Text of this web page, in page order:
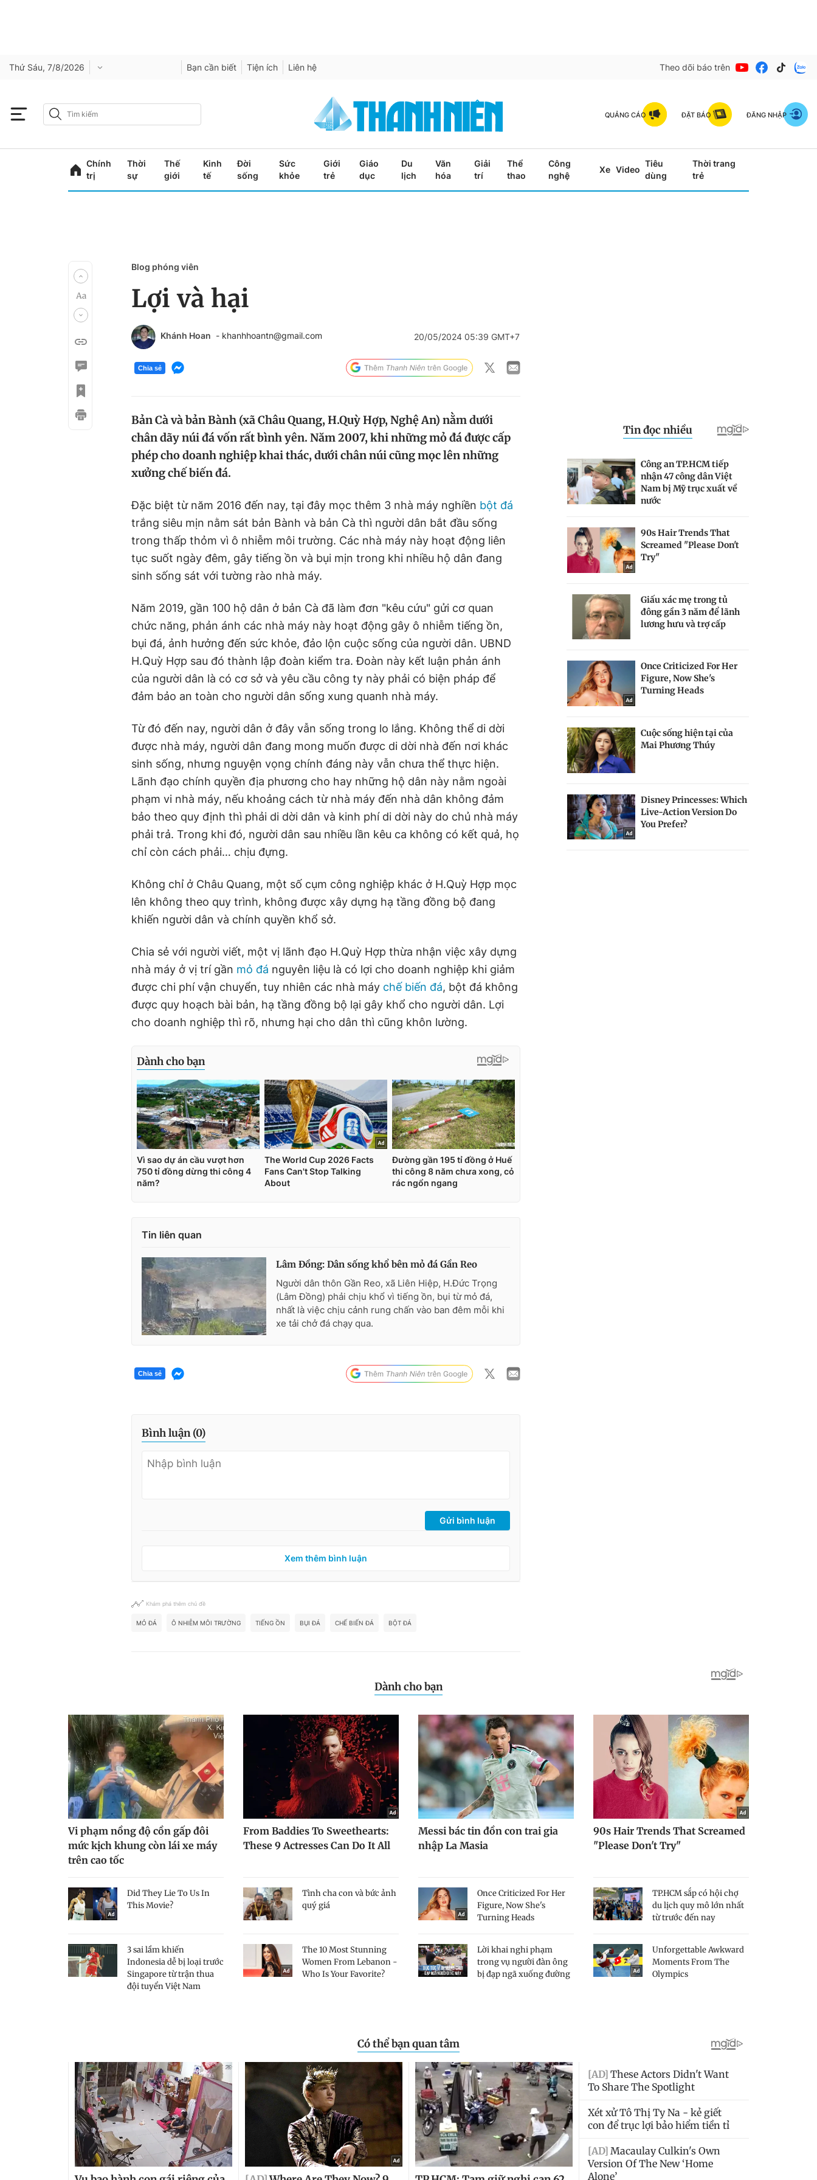
Thứ Sáu, 7/8/2026 Bạn cần biết Tiện ích Liên hệ Theo dõi báo trên
QUẢNG CÁO ĐẶT BÁO ĐĂNG NHẬP
Chính
trị
Thời
sự
Thế
giới
Kinh
tế
Đời
sống
Sức
khỏe
Giới
trẻ
Giáo
dục
Du
lịch
Văn
hóa
Giải
trí
Thể
thao
Công
nghệ
Xe Video
Tiêu
dùng
Thời trang
trẻ
Blog phóng viên
Lợi và hại
Khánh Hoan - khanhhoantn@gmail.com 20/05/2024 05:39 GMT+7
Chia sẻ
Bản Cà và bản Bành (xã Châu Quang, H.Quỳ Hợp, Nghệ An) nằm dưới
chân dãy núi đá vốn rất bình yên. Năm 2007, khi những mỏ đá được cấp
phép cho doanh nghiệp khai thác, dưới chân núi cũng mọc lên những
xưởng chế biến đá.
Đặc biệt từ năm 2016 đến nay, tại đây mọc thêm 3 nhà máy nghiền bột đá
trắng siêu mịn nằm sát bản Bành và bản Cà thì người dân bắt đầu sống
trong thấp thỏm vì ô nhiễm môi trường. Các nhà máy này hoạt động liên
tục suốt ngày đêm, gây tiếng ồn và bụi mịn trong khi nhiều hộ dân đang
sinh sống sát với tường rào nhà máy.
Năm 2019, gần 100 hộ dân ở bản Cà đã làm đơn "kêu cứu" gửi cơ quan
chức năng, phản ánh các nhà máy này hoạt động gây ô nhiễm tiếng ồn,
bụi đá, ảnh hưởng đến sức khỏe, đảo lộn cuộc sống của người dân. UBND
H.Quỳ Hợp sau đó thành lập đoàn kiểm tra. Đoàn này kết luận phản ánh
của người dân là có cơ sở và yêu cầu công ty này phải có biện pháp để
đảm bảo an toàn cho người dân sống xung quanh nhà máy.
Từ đó đến nay, người dân ở đây vẫn sống trong lo lắng. Không thể di dời
được nhà máy, người dân đang mong muốn được di dời nhà đến nơi khác
sinh sống, nhưng nguyện vọng chính đáng này vẫn chưa thể thực hiện.
Lãnh đạo chính quyền địa phương cho hay những hộ dân này nằm ngoài
phạm vi nhà máy, nếu khoảng cách từ nhà máy đến nhà dân không đảm
bảo theo quy định thì phải di dời dân và kinh phí di dời này do chủ nhà máy
phải trả. Trong khi đó, người dân sau nhiều lần kêu ca không có kết quả, họ
chỉ còn cách phải… chịu đựng.
Không chỉ ở Châu Quang, một số cụm công nghiệp khác ở H.Quỳ Hợp mọc
lên không theo quy trình, không được xây dựng hạ tầng đồng bộ đang
khiến người dân và chính quyền khổ sở.
Chia sẻ với người viết, một vị lãnh đạo H.Quỳ Hợp thừa nhận việc xây dựng
nhà máy ở vị trí gần mỏ đá nguyên liệu là có lợi cho doanh nghiệp khi giảm
được chi phí vận chuyển, tuy nhiên các nhà máy chế biến đá, bột đá không
được quy hoạch bài bản, hạ tầng đồng bộ lại gây khổ cho người dân. Lợi
cho doanh nghiệp thì rõ, nhưng hại cho dân thì cũng khôn lường.
Tin liên quan
Lâm Đồng: Dân sống khổ bên mỏ đá Gần Reo
Người dân thôn Gần Reo, xã Liên Hiệp, H.Đức Trọng
(Lâm Đồng) phải chịu khổ vì tiếng ồn, bụi từ mỏ đá,
nhất là việc chịu cảnh rung chấn vào ban đêm mỗi khi
xe tải chở đá chạy qua.
Chia sẻ
Bình luận (0)
Gửi bình luận
Xem thêm bình luận
Khám phá thêm chủ đề
MỎ ĐÁ Ô NHIỄM MÔI TRƯỜNG TIẾNG ỒN BỤI ĐÁ CHẾ BIẾN ĐÁ BỘT ĐÁ